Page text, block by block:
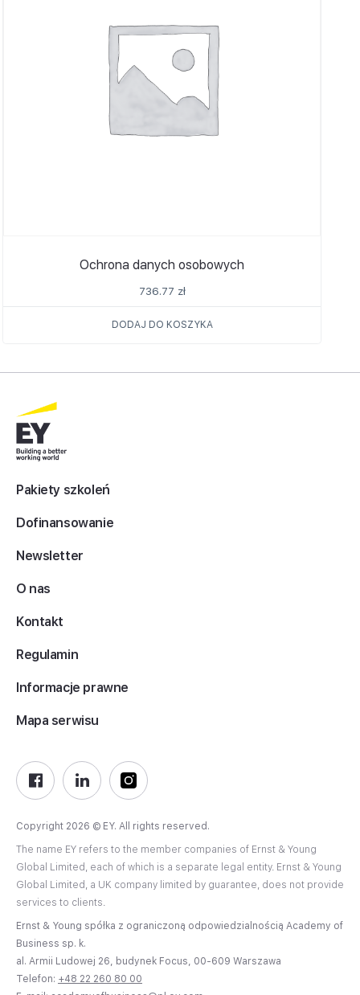
Ochrona danych osobowych
736.77 zł
DODAJ DO KOSZYKA
Pakiety szkoleń
Dofinansowanie
Newsletter
O nas
Kontakt
Regulamin
Informacje prawne
Mapa serwisu
Copyright 2026 © EY. All rights reserved.
The name EY refers to the member companies of Ernst & Young
Global Limited, each of which is a separate legal entity. Ernst & Young
Global Limited, a UK company limited by guarantee, does not provide
services to clients.
Ernst & Young spółka z ograniczoną odpowiedzialnością Academy of
Business sp. k.
al. Armii Ludowej 26, budynek Focus, 00-609 Warszawa
Telefon: +48 22 260 80 00